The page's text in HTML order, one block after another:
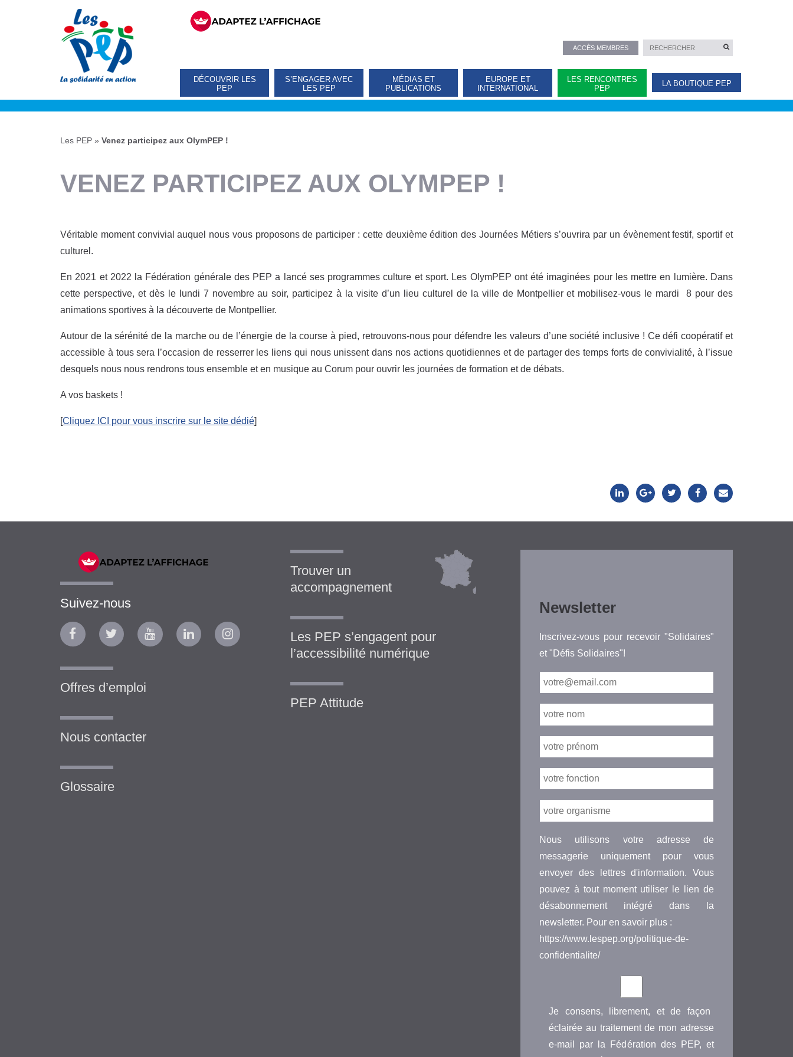
ACCÈS MEMBRES
DÉCOUVRIR LES
PEP
S’ENGAGER AVEC
LES PEP
MÉDIAS ET
PUBLICATIONS
EUROPE ET
INTERNATIONAL
LES RENCONTRES
PEP
LA BOUTIQUE PEP
Les PEP » Venez participez aux OlymPEP !
VENEZ PARTICIPEZ AUX OLYMPEP !
Véritable moment convivial auquel nous vous proposons de participer : cette deuxième édition des Journées Métiers s’ouvrira par un évènement festif, sportif et
culturel.
En 2021 et 2022 la Fédération générale des PEP a lancé ses programmes culture et sport. Les OlymPEP ont été imaginées pour les mettre en lumière. Dans
cette perspective, et dès le lundi 7 novembre au soir, participez à la visite d’un lieu culturel de la ville de Montpellier et mobilisez-vous le mardi 8 pour des
animations sportives à la découverte de Montpellier.
Autour de la sérénité de la marche ou de l’énergie de la course à pied, retrouvons-nous pour défendre les valeurs d’une société inclusive ! Ce défi coopératif et
accessible à tous sera l’occasion de resserrer les liens qui nous unissent dans nos actions quotidiennes et de partager des temps forts de convivialité, à l’issue
desquels nous nous rendrons tous ensemble et en musique au Corum pour ouvrir les journées de formation et de débats.
A vos baskets !
[Cliquez ICI pour vous inscrire sur le site dédié]
Suivez-nous
Offres d’emploi
Nous contacter
Glossaire
Trouver un
accompagnement
Les PEP s’engagent pour
l’accessibilité numérique
PEP Attitude
Newsletter
Inscrivez-vous pour recevoir "Solidaires"
et "Défis Solidaires"!
Nous utilisons votre adresse de
messagerie uniquement pour vous
envoyer des lettres d'information. Vous
pouvez à tout moment utiliser le lien de
désabonnement intégré dans la
newsletter. Pour en savoir plus :
https://www.lespep.org/politique-de-
confidentialite/
Je consens, librement, et de façon
éclairée au traitement de mon adresse
e-mail par la Fédération des PEP, et